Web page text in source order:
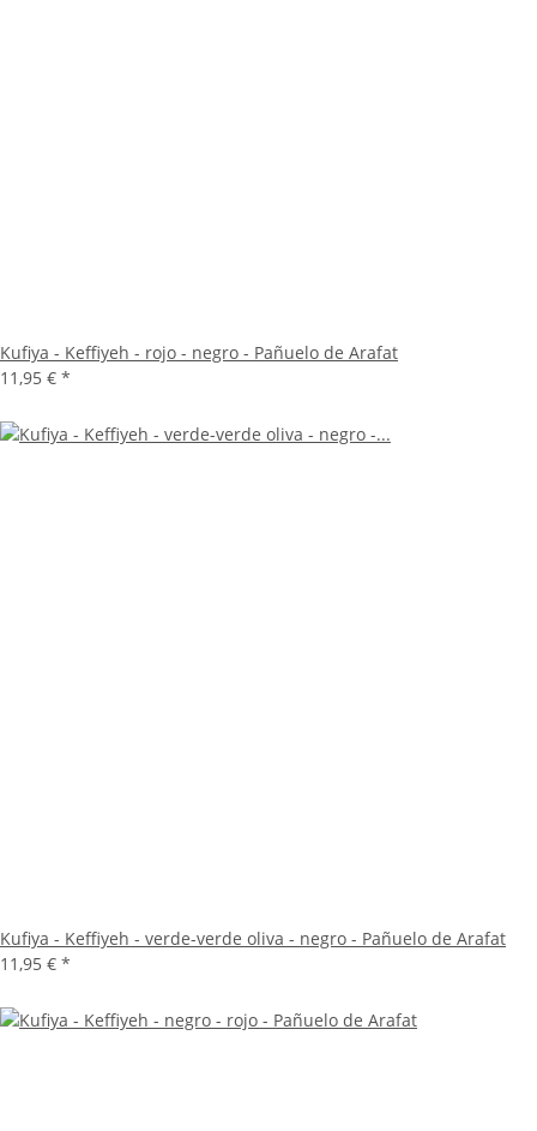
Kufiya - Keffiyeh - rojo - negro - Pañuelo de Arafat
11,95 € *
Kufiya - Keffiyeh - verde-verde oliva - negro - Pañuelo de Arafat
11,95 € *